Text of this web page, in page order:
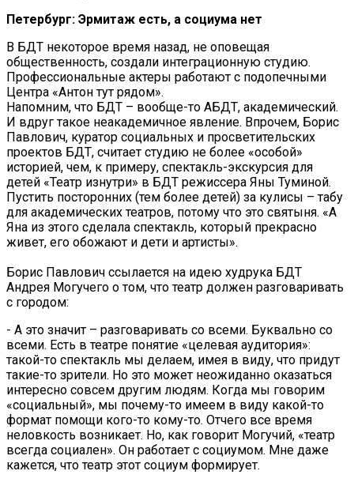
Петербург: Эрмитаж есть, а социума нет
В БДТ некоторое время назад, не оповещая
общественность, создали интеграционную студию.
Профессиональные актеры работают с подопечными
Центра «Антон тут рядом».
Напомним, что БДТ – вообще-то АБДТ, академический.
И вдруг такое неакадемичное явление. Впрочем, Борис
Павлович, куратор социальных и просветительских
проектов БДТ, считает студию не более «особой»
историей, чем, к примеру, спектакль-экскурсия для
детей «Театр изнутри» в БДТ режиссера Яны Туминой.
Пустить посторонних (тем более детей) за кулисы – табу
для академических театров, потому что это святыня. «А
Яна из этого сделала спектакль, который прекрасно
живет, его обожают и дети и артисты».
Борис Павлович ссылается на идею худрука БДТ
Андрея Могучего о том, что театр должен разговаривать
с городом:
- А это значит – разговаривать со всеми. Буквально со
всеми. Есть в театре понятие «целевая аудитория»:
такой-то спектакль мы делаем, имея в виду, что придут
такие-то зрители. Но это может неожиданно оказаться
интересно совсем другим людям. Когда мы говорим
«социальный», мы почему-то имеем в виду какой-то
формат помощи кого-то кому-то. Отчего все время
неловкость возникает. Но, как говорит Могучий, «театр
всегда социален». Он работает с социумом. Мне даже
кажется, что театр этот социум формирует.